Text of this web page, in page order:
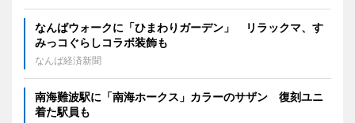
なんばウォークに「ひまわりガーデン」 リラックマ、す
みっコぐらしコラボ装飾も
なんば経済新聞
南海難波駅に「南海ホークス」カラーのサザン 復刻ユニ
着た駅員も